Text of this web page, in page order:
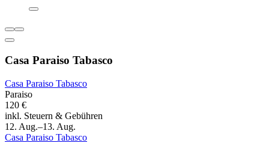
Casa Paraiso Tabasco
Casa Paraiso Tabasco
Paraiso
120 €
inkl. Steuern & Gebühren
12. Aug.–13. Aug.
Casa Paraiso Tabasco